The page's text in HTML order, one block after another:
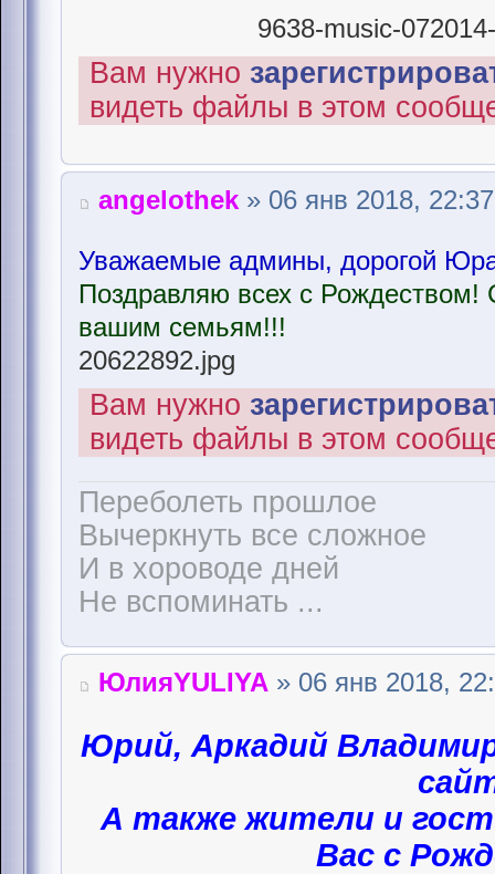
9638-music-
Вам нужно
видеть файлы в этом
angelothek » 06 янв 2018, 22:37
Уважаемые админы, дорогой
Поздравляю всех с
вашим семьям!!!
20622892.jpg
Вам нужно
видеть файлы в этом
Переболеть прошлое
Вычеркнуть все сложное
И в хороводе дней
Не вспоминать ...
ЮлияYULIYA » 06 янв 2018,
Юрий, Аркадий
А также жители и
Вас с